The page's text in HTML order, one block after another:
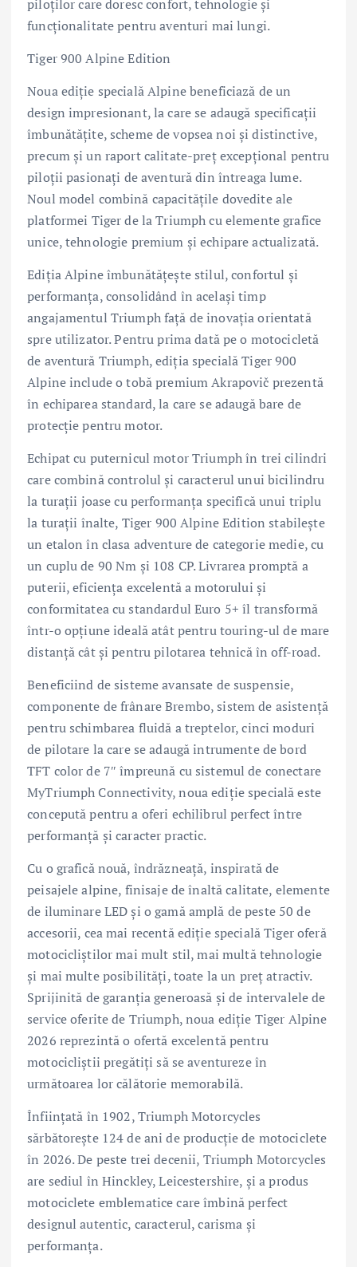
piloților care doresc confort, tehnologie și
funcționalitate pentru aventuri mai lungi.
Tiger 900 Alpine Edition
Noua ediție specială Alpine beneficiază de un
design impresionant, la care se adaugă specificații
îmbunătățite, scheme de vopsea noi și distinctive,
precum și un raport calitate-preț excepțional pentru
piloții pasionați de aventură din întreaga lume.
Noul model combină capacitățile dovedite ale
platformei Tiger de la Triumph cu elemente grafice
unice, tehnologie premium și echipare actualizată.
Ediția Alpine îmbunătățește stilul, confortul și
performanța, consolidând în același timp
angajamentul Triumph față de inovația orientată
spre utilizator. Pentru prima dată pe o motocicletă
de aventură Triumph, ediția specială Tiger 900
Alpine include o tobă premium Akrapovič prezentă
în echiparea standard, la care se adaugă bare de
protecție pentru motor.
Echipat cu puternicul motor Triumph în trei cilindri
care combină controlul și caracterul unui bicilindru
la turații joase cu performanța specifică unui triplu
la turații înalte, Tiger 900 Alpine Edition stabilește
un etalon în clasa adventure de categorie medie, cu
un cuplu de 90 Nm și 108 CP. Livrarea promptă a
puterii, eficiența excelentă a motorului și
conformitatea cu standardul Euro 5+ îl transformă
într-o opțiune ideală atât pentru touring-ul de mare
distanță cât și pentru pilotarea tehnică în off-road.
Beneficiind de sisteme avansate de suspensie,
componente de frânare Brembo, sistem de asistență
pentru schimbarea fluidă a treptelor, cinci moduri
de pilotare la care se adaugă intrumente de bord
TFT color de 7″ împreună cu sistemul de conectare
MyTriumph Connectivity, noua ediție specială este
concepută pentru a oferi echilibrul perfect între
performanță și caracter practic.
Cu o grafică nouă, îndrăzneață, inspirată de
peisajele alpine, finisaje de înaltă calitate, elemente
de iluminare LED și o gamă amplă de peste 50 de
accesorii, cea mai recentă ediție specială Tiger oferă
motocicliștilor mai mult stil, mai multă tehnologie
și mai multe posibilități, toate la un preț atractiv.
Sprijinită de garanția generoasă și de intervalele de
service oferite de Triumph, noua ediție Tiger Alpine
2026 reprezintă o ofertă excelentă pentru
motocicliștii pregătiți să se aventureze în
următoarea lor călătorie memorabilă.
Înființată în 1902, Triumph Motorcycles
sărbătorește 124 de ani de producție de motociclete
în 2026. De peste trei decenii, Triumph Motorcycles
are sediul în Hinckley, Leicestershire, și a produs
motociclete emblematice care îmbină perfect
designul autentic, caracterul, carisma și
performanța.